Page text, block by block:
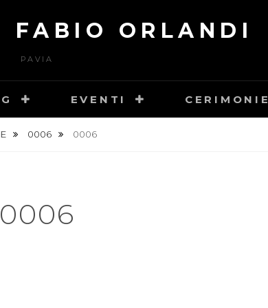
FABIO ORLANDI
PAVIA
EVENTI CERIMONIE
0006 0006
0006